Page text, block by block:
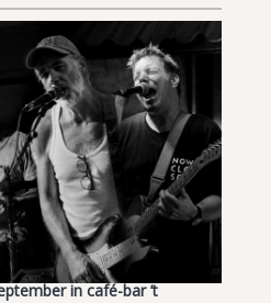
in café-bar ’t